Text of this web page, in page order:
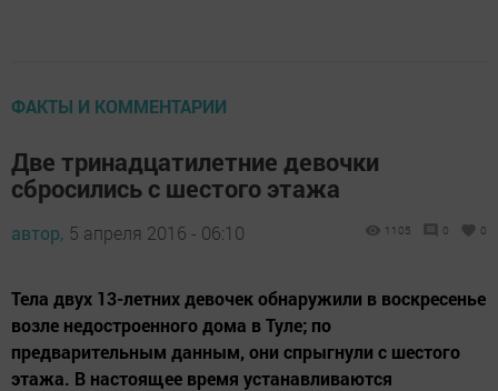
ФАКТЫ И КОММЕНТАРИИ
Две тринадцатилетние девочки
сбросились с шестого этажа
автор, 5 апреля 2016 - 06:10 1105 0 0
Тела двух 13-летних девочек обнаружили в воскресенье
возле недостроенного дома в Туле; по
предварительным данным, они спрыгнули с шестого
этажа. В настоящее время устанавливаются